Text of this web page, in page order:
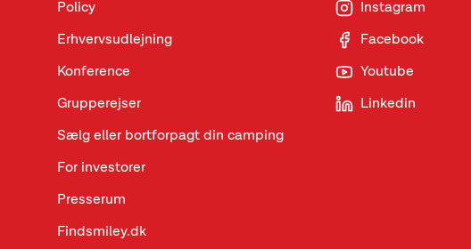
Policy
Erhvervsudlejning
Konference
Grupperejser
Sælg eller bortforpagt din camping
For investorer
Presserum
Findsmiley.dk
Instagram
Facebook
Youtube
Linkedin